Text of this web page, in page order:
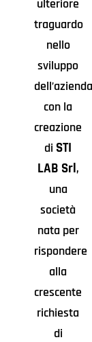
ulteriore
traguardo
nello
sviluppo
con la
creazione
di STI
LAB Srl,
una
società
nata per
rispondere
alla
crescente
richiesta
di